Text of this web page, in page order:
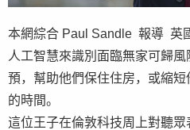
本網綜合 Paul Sandle 報導 英
人工智慧來識別面臨無家可歸
預，幫助他們保住住房，或縮
的時間。
這位王子在倫敦科技周上對聽